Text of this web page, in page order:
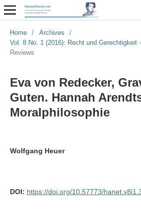
Home / Archives
/
Vol. 8 No. 1 (2016): Recht und Gerechtigkeit
Reviews
Eva von Redecker,
Guten. Hannah
Moralphilosophie
Wolfgang Heuer
DOI: https://doi.org/10.57773/